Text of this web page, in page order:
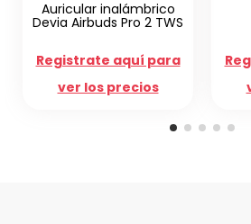
Auricular inalámbrico
Devia Airbuds Pro 2 TWS
Registrate aquí para
ver los precios